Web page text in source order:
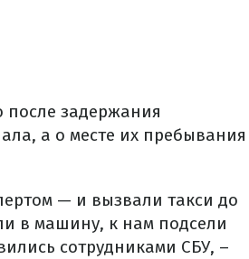
задержания
а о месте их пребывания
— и вызвали такси до
в машину, к нам подсели
сотрудниками СБУ, –